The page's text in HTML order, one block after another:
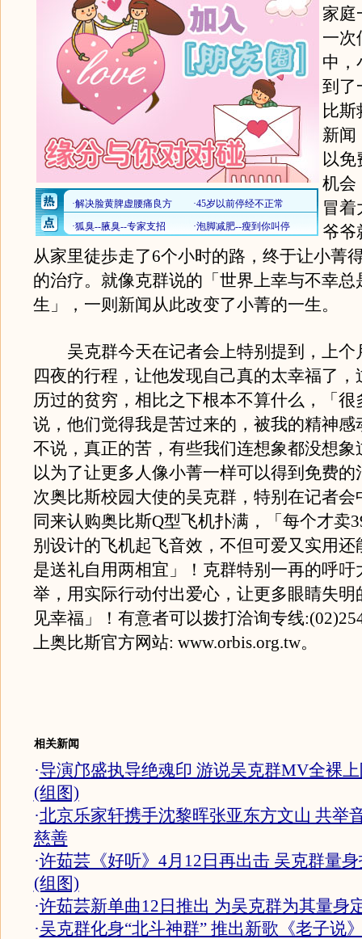
家庭
一次
中，
到了
比
新闻
以
机会
冒着
爷爷
从家里徒歩走了6个小时的路，终于让小菁
的治疗。就像克群说的「世界上幸与不幸总
生」，一则新闻从此改变了小菁的一生。
吴克群今天在记者会上特别提到，上个
四夜的行程，让他发现自己真的太幸福了，
历过的贫穷，相比之下根本不算什么，「很
说，他们觉得我是苦过来的，被我的精神感
不说，真正的苦，有些我们连想象都没想
以为了让更多人像小菁一样可以得到免费的
次奥比斯校园大使的吴克群，特别在记者会
同来认购奥比斯Q型飞机扑满，「每个才卖
别设计的飞机起飞音效，不但可爱又实用还
是送礼自用两相宜」！克群特别一再的呼吁
举，用实际行动付出爱心，让更多眼睛失明
见幸福」！有意者可以拨打洽询专线
上奥比斯官方网站: www.orbis.org.tw。
相关新闻
·导演邝盛执导绝魂印 游说吴克群MV全裸
(组图)
·北京乐家轩携手沈黎晖张亚东方文山 共举
慈善
·许茹芸《好听》4月12日再出击 吴克群量
(组图)
·许茹芸新单曲12日推出 为吴克群为其量身
·吴克群化身“北斗神群” 推出新歌《老子说